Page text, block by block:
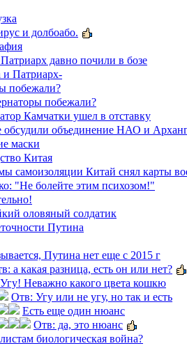
и долбоабо.
давно почили в бозе
и Патриарх-
побежали?
побежали?
Камчатки ушел в отставку
объединение НАО и
маски
Китая
самоизоляции Китай снял карты
"Не болейте этим психозом!"
оловяный солдатик
Путина
Путина нет еще с 2015 г
а какая разница, есть он или нет?
Угу! Неважно какого цвета кошкю
Отв: Угу или не угу, но так и есть
Есть еще один нюанс
Отв: да, это нюанс
биологическая война?